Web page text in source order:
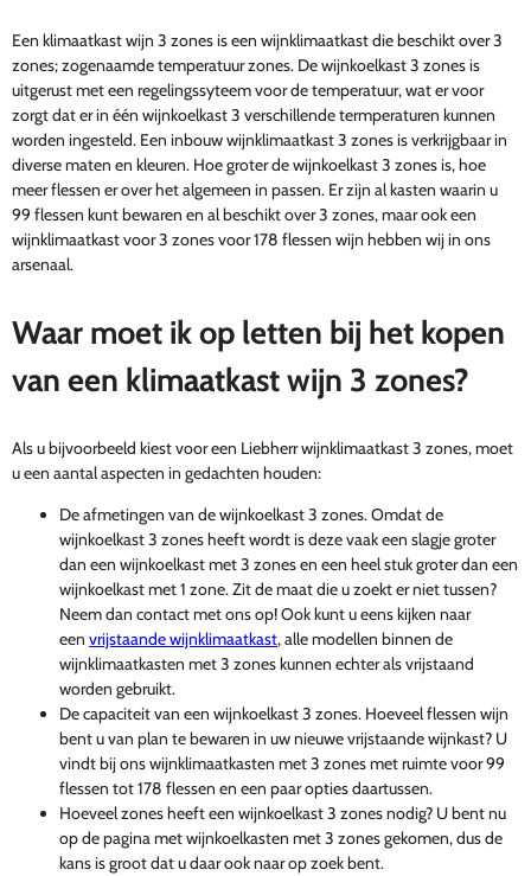
Een klimaatkast wijn 3 zones is een wijnklimaatkast die beschikt over 3
zones; zogenaamde temperatuur zones. De wijnkoelkast 3 zones is
uitgerust met een regelingssyteem voor de temperatuur, wat er voor
zorgt dat er in één wijnkoelkast 3 verschillende termperaturen kunnen
worden ingesteld. Een inbouw wijnklimaatkast 3 zones is verkrijgbaar in
diverse maten en kleuren. Hoe groter de wijnkoelkast 3 zones is, hoe
meer flessen er over het algemeen in passen. Er zijn al kasten waarin u
99 flessen kunt bewaren en al beschikt over 3 zones, maar ook een
wijnklimaatkast voor 3 zones voor 178 flessen wijn hebben wij in ons
arsenaal.
Waar moet ik op letten bij het kopen
van een klimaatkast wijn 3 zones?
Als u bijvoorbeeld kiest voor een Liebherr wijnklimaatkast 3 zones, moet
u een aantal aspecten in gedachten houden:
De afmetingen van de wijnkoelkast 3 zones. Omdat de
wijnkoelkast 3 zones heeft wordt is deze vaak een slagje groter
dan een wijnkoelkast met 3 zones en een heel stuk groter dan een
wijnkoelkast met 1 zone. Zit de maat die u zoekt er niet tussen?
Neem dan contact met ons op! Ook kunt u eens kijken naar
een vrijstaande wijnklimaatkast, alle modellen binnen de
wijnklimaatkasten met 3 zones kunnen echter als vrijstaand
worden gebruikt.
De capaciteit van een wijnkoelkast 3 zones. Hoeveel flessen wijn
bent u van plan te bewaren in uw nieuwe vrijstaande wijnkast? U
vindt bij ons wijnklimaatkasten met 3 zones met ruimte voor 99
flessen tot 178 flessen en een paar opties daartussen.
Hoeveel zones heeft een wijnkoelkast 3 zones nodig? U bent nu
op de pagina met wijnkoelkasten met 3 zones gekomen, dus de
kans is groot dat u daar ook naar op zoek bent.